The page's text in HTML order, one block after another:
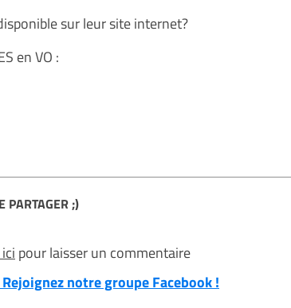
sur leur site internet?
en VO :
PARTAGER ;)
pour laisser un commentaire
Rejoignez notre groupe Facebook !